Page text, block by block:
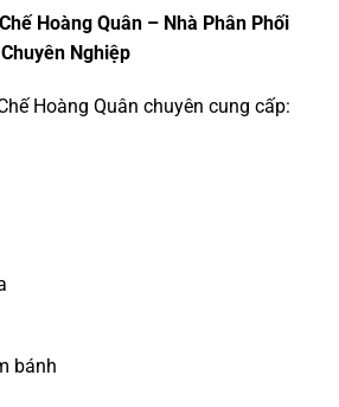
Hoàng Quân – Nhà Phân Phối
Nghiệp
Hoàng Quân chuyên cung cấp:
bánh